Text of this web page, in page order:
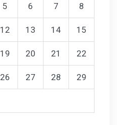
5 6 7 8
12 13 14 15
19 20 21 22
26 27 28 29